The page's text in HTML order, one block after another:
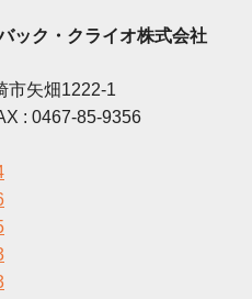
ック・クライオ株式会社
矢畑1222-1
: 0467-85-9356